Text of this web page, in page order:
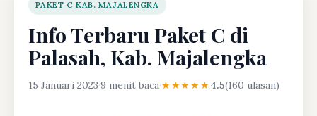
PAKET C KAB. MAJALENGKA
Info Terbaru Paket C di
Palasah, Kab. Majalengka
15 Januari 2023·9 menit baca·★★★★★4.5(160 ulasan)